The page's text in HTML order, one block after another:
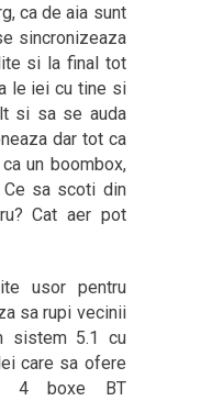
ca de aia sunt
sincronizeaza
si la final tot
le iei cu tine si
si sa se auda
dar tot ca
un boombox,
Ce sa scoti din
Cat aer pot
usor pentru
sa rupi vecinii
sistem 5.1 cu
care sa ofere
4 boxe BT